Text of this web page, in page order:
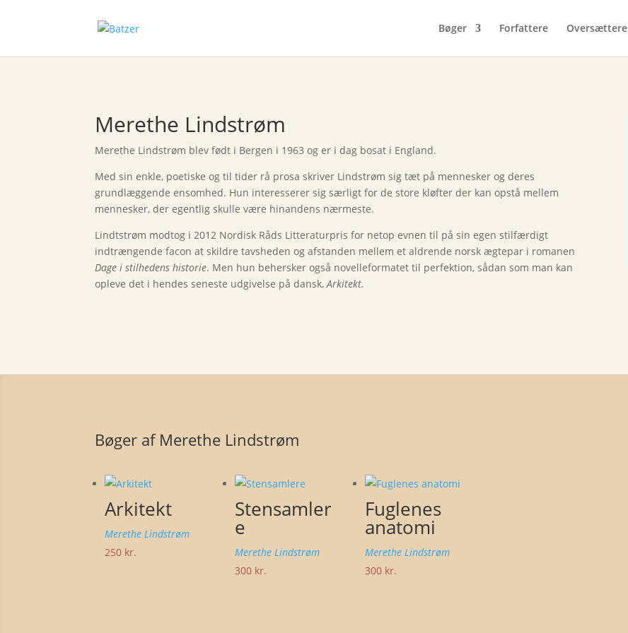
Bøger Forfattere Oversættere
Merethe Lindstrøm
Merethe Lindstrøm blev født i Bergen i 1963 og er i dag bosat i England.
Med sin enkle, poetiske og til tider rå prosa skriver Lindstrøm sig tæt på mennesker og deres
grundlæggende ensomhed. Hun interesserer sig særligt for de store kløfter der kan opstå mellem
mennesker, der egentlig skulle være hinandens nærmeste.
Lindtstrøm modtog i 2012 Nordisk Råds Litteraturpris for netop evnen til på sin egen stilfærdigt
indtrængende facon at skildre tavsheden og afstanden mellem et aldrende norsk ægtepar i romanen
Dage i stilhedens historie. Men hun behersker også novelleformatet til perfektion, sådan som man kan
opleve det i hendes seneste udgivelse på dansk,Arkitekt.
Bøger af Merethe Lindstrøm
Arkitekt
Merethe Lindstrøm
250 kr.
Stensamler
e
Merethe Lindstrøm
300 kr.
Fuglenes
anatomi
Merethe Lindstrøm
300 kr.